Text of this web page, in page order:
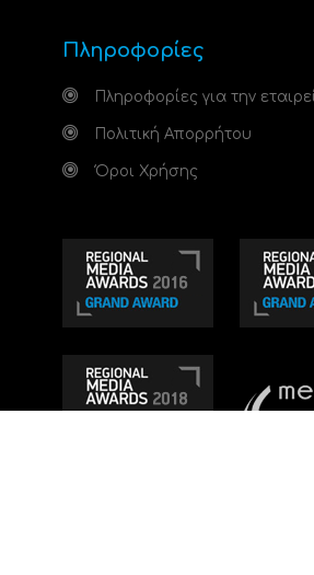
Πληροφορίες
Πληροφορίες για την
Πολιτική Απορρήτου
Όροι Χρήσης